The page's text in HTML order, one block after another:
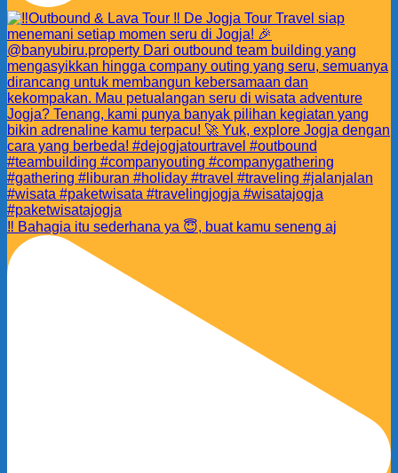
‼️ Bahagia itu sederhana ya 😇, buat kamu seneng aj